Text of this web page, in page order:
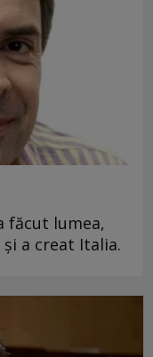
făcut lumea,
a creat Italia.